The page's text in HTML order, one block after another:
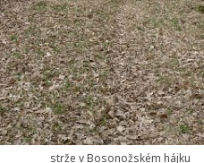
strže v Bosonožském hájku